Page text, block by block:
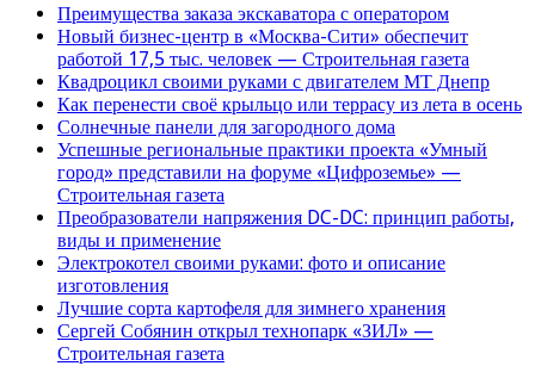
Преимущества заказа экскаватора с оператором
Новый бизнес-центр в «Москва-Сити» обеспечит
работой 17,5 тыс. человек — Строительная газета
Квадроцикл своими руками с двигателем МТ Днепр
Как перенести своё крыльцо или террасу из лета в осень
Солнечные панели для загородного дома
Успешные региональные практики проекта «Умный
город» представили на форуме «Цифроземье» —
Строительная газета
Преобразователи напряжения DC-DC: принцип работы,
виды и применение
Электрокотел своими руками: фото и описание
изготовления
Лучшие сорта картофеля для зимнего хранения
Сергей Собянин открыл технопарк «ЗИЛ» —
Строительная газета